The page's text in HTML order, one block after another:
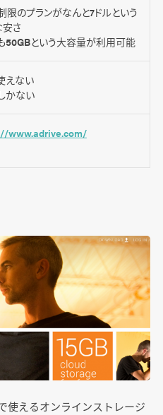
限のプランがなんと7ドルという
さ
50GBという大容量が利用可能
えない
かない
www.adrive.com/
使えるオンラインストレージ